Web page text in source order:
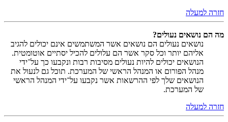
חזרה למעלה
מה הם נושאים נעולים?
נושאים נעולים הם נושאים אשר המשתמשים אינם יכולים להגיב
אליהם יותר וכל סקר אשר הם עלולים להכיל יסתיים אוטומטית.
הנושאים יכולים להיות נעולים מסיבות רבות ונקבעו כך על־ידי
מנהל הפורום או המנהל הראשי של המערכת. תוכל גם לנעול את
הנושאים שלך לפי ההרשאות אשר נקבעו על־ידי המנהל הראשי
של המערכת.
חזרה למעלה